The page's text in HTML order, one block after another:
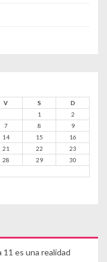
V S
D
1
2
7 8
9
14 15
16
21 22
23
28 29
30
es una realidad